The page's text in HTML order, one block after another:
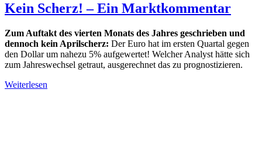
Kein Scherz! – Ein Marktkommentar
Zum Auftakt des vierten Monats des Jahres geschrieben und
dennoch kein Aprilscherz: Der Euro hat im ersten Quartal gegen
den Dollar um nahezu 5% aufgewertet! Welcher Analyst hätte sich
zum Jahreswechsel getraut, ausgerechnet das zu prognostizieren.
Weiterlesen